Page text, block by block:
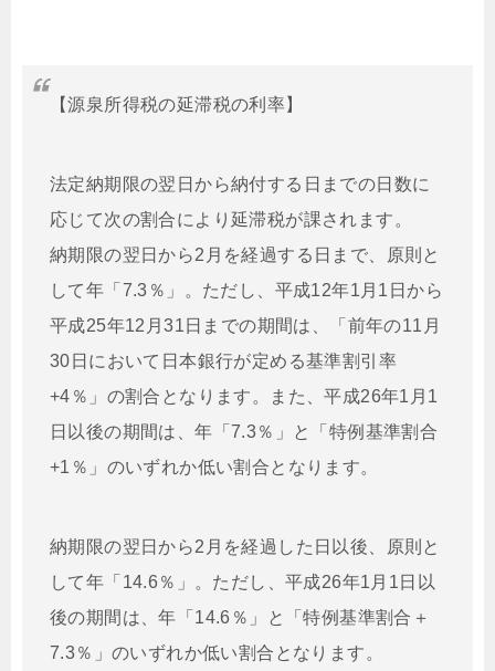
【源泉所得税の延滞税の利率】
法定納期限の翌日から納付する日までの日数に
応じて次の割合により延滞税が課されます。
納期限の翌日から2月を経過する日まで、原則と
して年「7.3％」。ただし、平成12年1月1日から
平成25年12月31日までの期間は、「前年の11月
30日において日本銀行が定める基準割引率
+4％」の割合となります。また、平成26年1月1
日以後の期間は、年「7.3％」と「特例基準割合
+1％」のいずれか低い割合となります。
納期限の翌日から2月を経過した日以後、原則と
して年「14.6％」。ただし、平成26年1月1日以
後の期間は、年「14.6％」と「特例基準割合＋
7.3％」のいずれか低い割合となります。